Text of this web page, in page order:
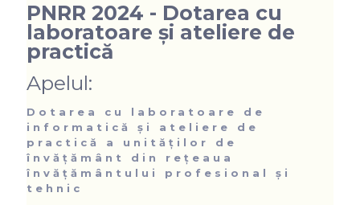
PNRR 2024 - Dotarea cu
laboratoare și ateliere de
practică
Apelul:
Dotarea cu laboratoare de
informatică și ateliere de
practică a unităților de
învățământ din rețeaua
învățământului profesional și
tehnic